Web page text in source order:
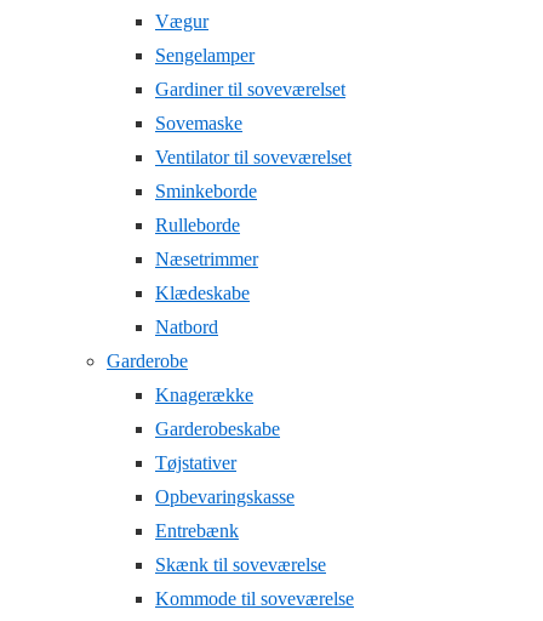
Vægur
Sengelamper
Gardiner til soveværelset
Sovemaske
Ventilator til soveværelset
Sminkeborde
Rulleborde
Næsetrimmer
Klædeskabe
Natbord
Garderobe
Knagerække
Garderobeskabe
Tøjstativer
Opbevaringskasse
Entrebænk
Skænk til soveværelse
Kommode til soveværelse